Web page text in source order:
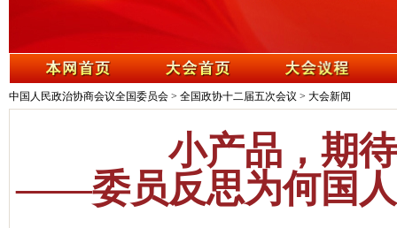
中国人民政治协商会议全国委员会 > 全国政协十二届五次会议 > 大会新闻
小产品，期
——委员反思为何国人